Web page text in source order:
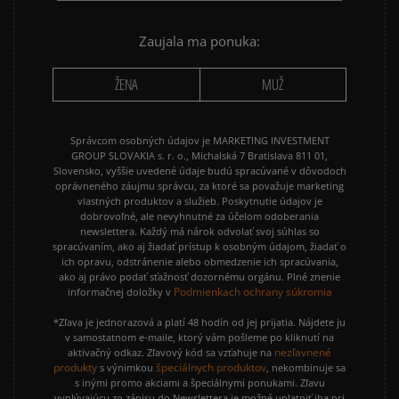
Zaujala ma ponuka:
ŽENA MUŽ
Správcom osobných údajov je MARKETING INVESTMENT
GROUP SLOVAKIA s. r. o., Michalská 7 Bratislava 811 01,
Slovensko, vyššie uvedené údaje budú spracúvané v dôvodoch
oprávneného záujmu správcu, za ktoré sa považuje marketing
vlastných produktov a služieb. Poskytnutie údajov je
dobrovoľné, ale nevyhnutné za účelom odoberania
newslettera. Každý má nárok odvolať svoj súhlas so
spracúvaním, ako aj žiadať prístup k osobným údajom, žiadať o
ich opravu, odstránenie alebo obmedzenie ich spracúvania,
ako aj právo podať sťažnosť dozornému orgánu. Plné znenie
informačnej doložky v Podmienkach ochrany súkromia
*Zľava je jednorazová a platí 48 hodín od jej prijatia. Nájdete ju
v samostatnom e-maile, ktorý vám pošleme po kliknutí na
aktivačný odkaz. Zľavový kód sa vzťahuje na nezľavnené
produkty s výnimkou špeciálnych produktov, nekombinuje sa
s inými promo akciami a špeciálnymi ponukami. Zľavu